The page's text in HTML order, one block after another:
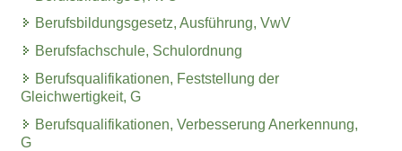
Berufsbildungsgesetz, Ausführung, VwV
Berufsfachschule, Schulordnung
Berufsqualifikationen, Feststellung der
Gleichwertigkeit, G
Berufsqualifikationen, Verbesserung Anerkennung,
G